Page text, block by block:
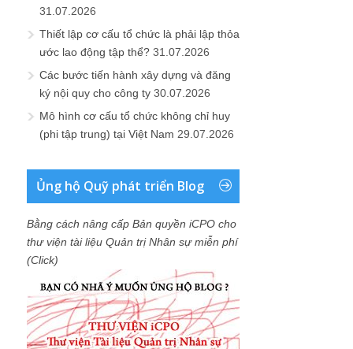
31.07.2026
Thiết lập cơ cấu tổ chức là phải lập thỏa
ước lao động tập thể? 31.07.2026
Các bước tiến hành xây dựng và đăng
ký nội quy cho công ty 30.07.2026
Mô hình cơ cấu tổ chức không chỉ huy
(phi tập trung) tại Việt Nam 29.07.2026
Ủng hộ Quỹ phát triển Blog
Bằng cách nâng cấp Bản quyền iCPO cho
thư viện tài liệu Quản trị Nhân sự miễn phí
(Click)